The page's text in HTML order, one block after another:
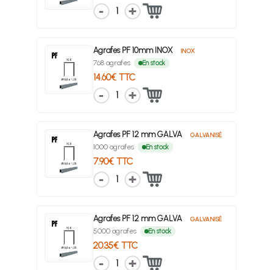
1
Agrafes PF 10mm INOX INOX
768 agrafes En stock
14.60€ TTC
1
Agrafes PF 12 mm GALVA GALVANISÉ
1000 agrafes En stock
7.90€ TTC
1
Agrafes PF 12 mm GALVA GALVANISÉ
5000 agrafes En stock
20.35€ TTC
1